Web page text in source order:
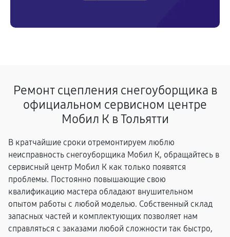
Ремонт сцепления снегоуборщика в
официальном сервисном центре
Мобил К в Тольятти
В кратчайшие сроки отремонтируем люблю
неисправность снегоуборщика Мобил К, обращайтесь в
сервисный центр Мобил К как только появятся
проблемы. Постоянно повышающие свою
квалификацию мастера обладают внушительном
опытом работы с любой моделью. Собственный склад
запасных частей и комплектующих позволяет нам
справляться с заказами любой сложности так быстро,